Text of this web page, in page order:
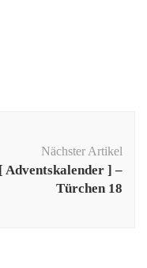
Nächster Artikel
[ Adventskalender ] –
Türchen 18